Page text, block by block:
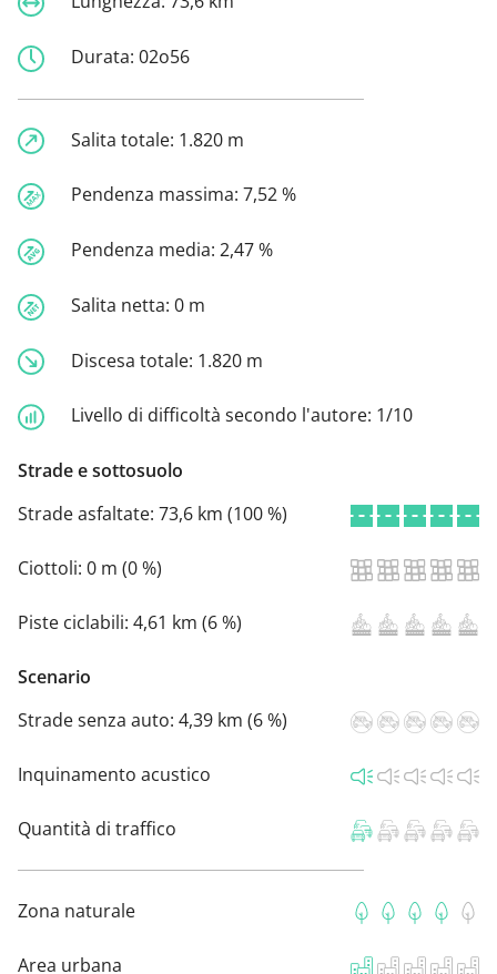
Durata: 02o56
Salita totale: 1.820 m
Pendenza massima: 7,52 %
Pendenza media: 2,47 %
Salita netta: 0 m
Discesa totale: 1.820 m
Livello di difficoltà secondo l'autore: 1/10
Strade e sottosuolo
Strade asfaltate: 73,6 km (100 %)
Ciottoli: 0 m (0 %)
Piste ciclabili: 4,61 km (6 %)
Scenario
Strade senza auto: 4,39 km (6 %)
Inquinamento acustico
Quantità di traffico
Zona naturale
Area urbana